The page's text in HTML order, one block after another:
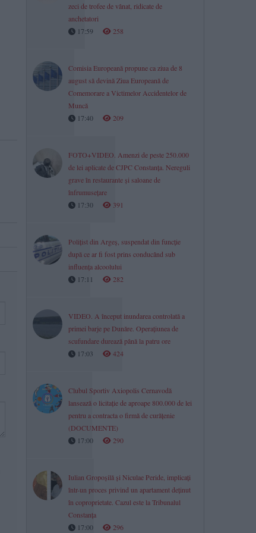
zeci de trofee de vânat, ridicate de
anchetatori
17:59
258
Comisia Europeană propune ca ziua de 8
august să devină Ziua Europeană de
Comemorare a Victimelor Accidentelor de
Muncă
17:40
209
FOTO+VIDEO. Amenzi de peste 250.000
de lei aplicate de CJPC Constanța. Nereguli
grave în restaurante și saloane de
înfrumusețare
17:30
391
Polițist din Argeș, suspendat din funcție
după ce ar fi fost prins conducând sub
influența alcoolului
17:11
282
VIDEO. A început inundarea controlată a
primei barje pe Dunăre. Operațiunea de
scufundare durează până la patru ore
17:03
424
Clubul Sportiv Axiopolis Cernavodă
lansează o licitație de aproape 800.000 de lei
pentru a contracta o firmă de curățenie
(DOCUMENTE)
17:00
290
Iulian Gropoșilă și Niculae Peride, implicați
într-un proces privind un apartament deținut
în coproprietate. Cazul este la Tribunalul
Constanța
17:00
296